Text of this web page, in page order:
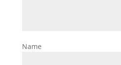
Name